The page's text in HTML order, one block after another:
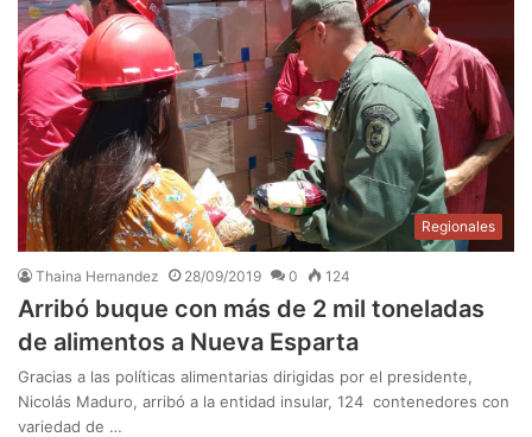
Regionales
Thaina Hernandez 28/09/2019 0 124
Arribó buque con más de 2 mil toneladas
de alimentos a Nueva Esparta
Gracias a las políticas alimentarias dirigidas por el presidente,
Nicolás Maduro, arribó a la entidad insular, 124 contenedores con
variedad de …